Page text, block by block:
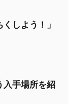
しよう！」
入手場所を紹